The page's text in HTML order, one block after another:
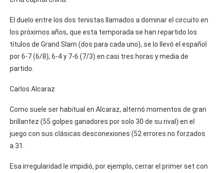
El duelo entre los dos tenistas llamados a dominar el circuito en
los próximos años, que esta temporada se han repartido los
títulos de Grand Slam (dos para cada uno), se lo llevó el español
por 6-7 (6/8), 6-4 y 7-6 (7/3) en casi tres horas y media de
partido.
Carlos Alcaraz
Como suele ser habitual en Alcaraz, alternó momentos de gran
brillantez (55 golpes ganadores por solo 30 de su rival) en el
juego con sus clásicas desconexiones (52 errores no forzados
a 31.
Esa irregularidad le impidió, por ejemplo, cerrar el primer set con